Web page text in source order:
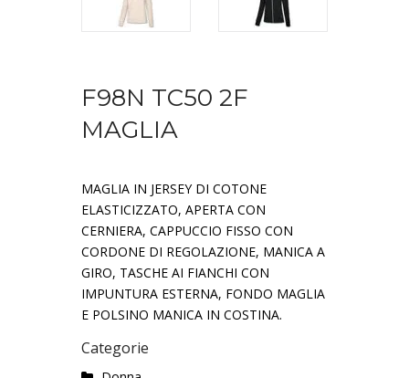
F98N TC50 2F
MAGLIA
MAGLIA IN JERSEY DI COTONE
ELASTICIZZATO, APERTA CON
CERNIERA, CAPPUCCIO FISSO CON
CORDONE DI REGOLAZIONE, MANICA A
GIRO, TASCHE AI FIANCHI CON
IMPUNTURA ESTERNA, FONDO MAGLIA
E POLSINO MANICA IN COSTINA.
Categorie